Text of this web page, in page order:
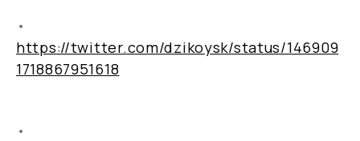
•
https://twitter.com/dzikoysk/status/146909
1718867951618
•